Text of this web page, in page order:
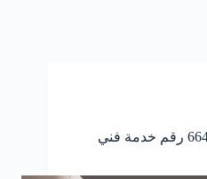
معلم كهربائي المنقف 66409555 رقم خدمة فني